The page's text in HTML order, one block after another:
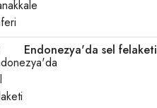
Endonezya'da sel felaketi